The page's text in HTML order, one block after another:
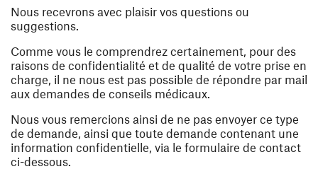
Nous recevrons avec plaisir vos questions ou
suggestions.
Comme vous le comprendrez certainement, pour des
raisons de confidentialité et de qualité de votre prise en
charge, il ne nous est pas possible de répondre par mail
aux demandes de conseils médicaux.
Nous vous remercions ainsi de ne pas envoyer ce type
de demande, ainsi que toute demande contenant une
information confidentielle, via le formulaire de contact
ci-dessous.